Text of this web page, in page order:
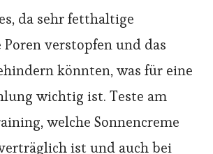
da sehr fetthaltige
verstopfen und das
könnten, was für eine
wichtig ist. Teste am
welche Sonnencreme
ist und auch bei